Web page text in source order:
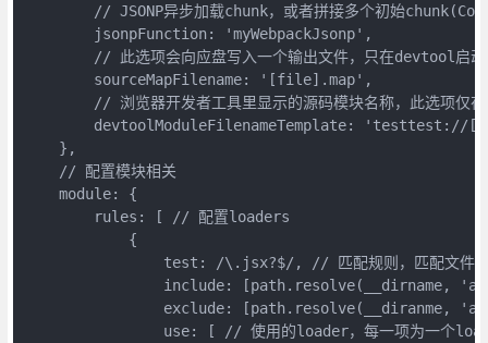
// JSONP异步加载chunk，或者拼接多个初始
        jsonpFunction: 'myWebpackJsonp',
// 此选项会向应盘写入一个输出文件，只在devtool
        sourceMapFilename: '[file].map',
// 浏览器开发者工具里显示的源码模块名称，此选项仅
devtoolModuleFilenameTemplate: 'testtest://
    },
    // 配置模块相关
    module: {
        rules: [ // 配置loaders
            {
test: /\.jsx?$/, // 匹配规则，匹配文件使
include: [path.resolve(__dirname,
exclude: [path.resolve(__diranme,
use: [ // 使用的loader，每一项为一个